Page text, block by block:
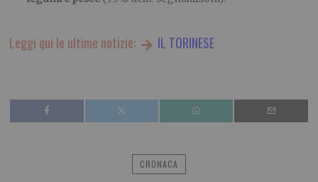
Leggi qui le ultime notizie: IL TORINESE
CRONACA